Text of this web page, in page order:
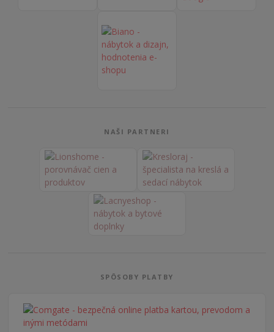
NAŠI PARTNERI
SPÔSOBY PLATBY